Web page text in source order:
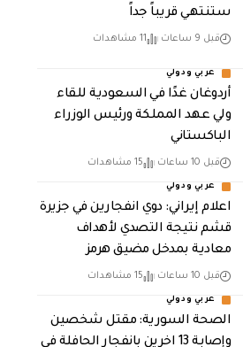
ستنتهي قريباً جداً
قبل 9 ساعات 11 مشاهدات
عربي ودولي
أردوغان غدًا في السعودية للقاء
ولي عهد المملكة ورئيس الوزراء
الباكستاني
قبل 10 ساعات 15 مشاهدات
عربي ودولي
اعلام إيراني: دوي انفجارين في جزيرة
قشم نتيجة التصدي لأهداف
معادية بمدخل مضيق هرمز
قبل 10 ساعات 15 مشاهدات
عربي ودولي
الصحة السورية: مقتل شخصين
وإصابة 13 اخرين بانفجار الحافلة في